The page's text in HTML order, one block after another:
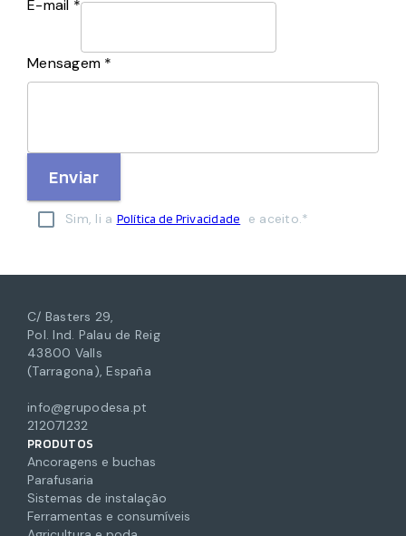
E-mail *
Mensagem *
Enviar
Sim, li a Política de Privacidade e aceito.*
C/ Basters 29,
Pol. Ind. Palau de Reig
43800 Valls
(Tarragona), España
info@grupodesa.pt
212071232
PRODUTOS
Ancoragens e buchas
Parafusaria
Sistemas de instalação
Ferramentas e consumíveis